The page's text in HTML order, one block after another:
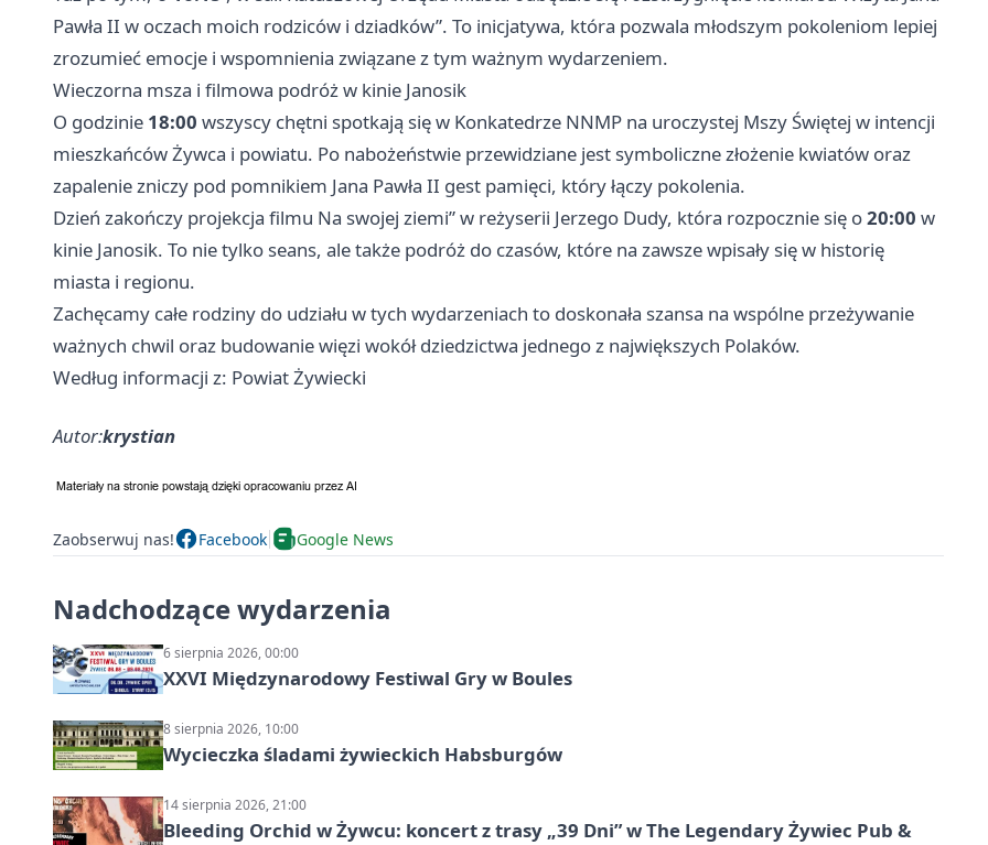
Pawła II w oczach moich rodziców i dziadków”. To inicjatywa, która pozwala młodszym pokoleniom lepiej
zrozumieć emocje i wspomnienia związane z tym ważnym wydarzeniem.
Wieczorna msza i filmowa podróż w kinie Janosik
O godzinie 18:00 wszyscy chętni spotkają się w Konkatedrze NNMP na uroczystej Mszy Świętej w intencji
mieszkańców Żywca i powiatu. Po nabożeństwie przewidziane jest symboliczne złożenie kwiatów oraz
zapalenie zniczy pod pomnikiem Jana Pawła II gest pamięci, który łączy pokolenia.
Dzień zakończy projekcja filmu Na swojej ziemi” w reżyserii Jerzego Dudy, która rozpocznie się o20:00 w
kinie Janosik. To nie tylko seans, ale także podróż do czasów, które na zawsze wpisały się w historię
miasta i regionu.
Zachęcamy całe rodziny do udziału w tych wydarzeniach to doskonała szansa na wspólne przeżywanie
ważnych chwil oraz budowanie więzi wokół dziedzictwa jednego z największych Polaków.
Według informacji z: Powiat Żywiecki
Autor:krystian
Zaobserwuj nas! Facebook Google News
Nadchodzące wydarzenia
6 sierpnia 2026, 00:00
XXVI Międzynarodowy Festiwal Gry w Boules
8 sierpnia 2026, 10:00
Wycieczka śladami żywieckich Habsburgów
14 sierpnia 2026, 21:00
Bleeding Orchid w Żywcu: koncert z trasy „39 Dni” w The Legendary Żywiec Pub &